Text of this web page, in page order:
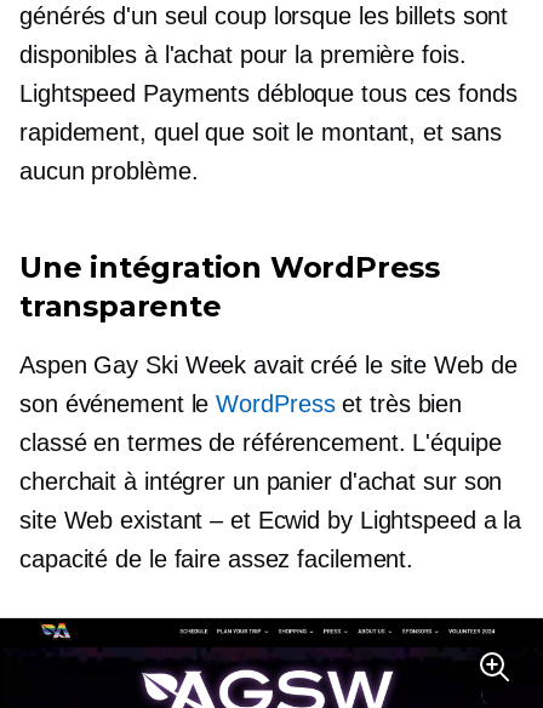
générés d'un seul coup lorsque les billets sont
disponibles à l'achat pour la première fois.
Lightspeed Payments débloque tous ces fonds
rapidement, quel que soit le montant, et sans
aucun problème.
Une intégration WordPress
transparente
Aspen Gay Ski Week avait créé le site Web de
son événement leWordPresset très bien
classé en termes de référencement. L'équipe
cherchait à intégrer un panier d'achat sur son
site Web existant – et Ecwid by Lightspeed a la
capacité de le faire assez facilement.